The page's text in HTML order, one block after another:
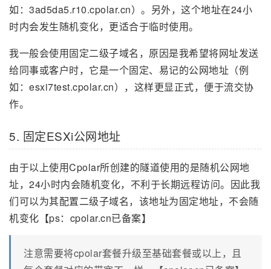
如：3ad5da5.r10.cpolar.cn）。另外，这个地址在24小
时内会发生随机变化，更适合于临时使用。
我一般会使用固定二级子域名，原因是我希望将网址发送
给同事或客户时，它是一个固定、易记的公网地址（例
如：esxi7test.cpolar.cn），这样更显正式，便于流交协
作。
5. 固定ESXi公网地址
由于以上使用Cpolar所创建的隧道使用的是随机公网地
址，24小时内会随机变化，不利于长期远程访问。因此我
们可以为其配置二级子域名，该地址为固定地址，不会随
机变化【ps：cpolar.cn已备案】
注意需要将cpolar套餐升级至基础套餐或以上，且